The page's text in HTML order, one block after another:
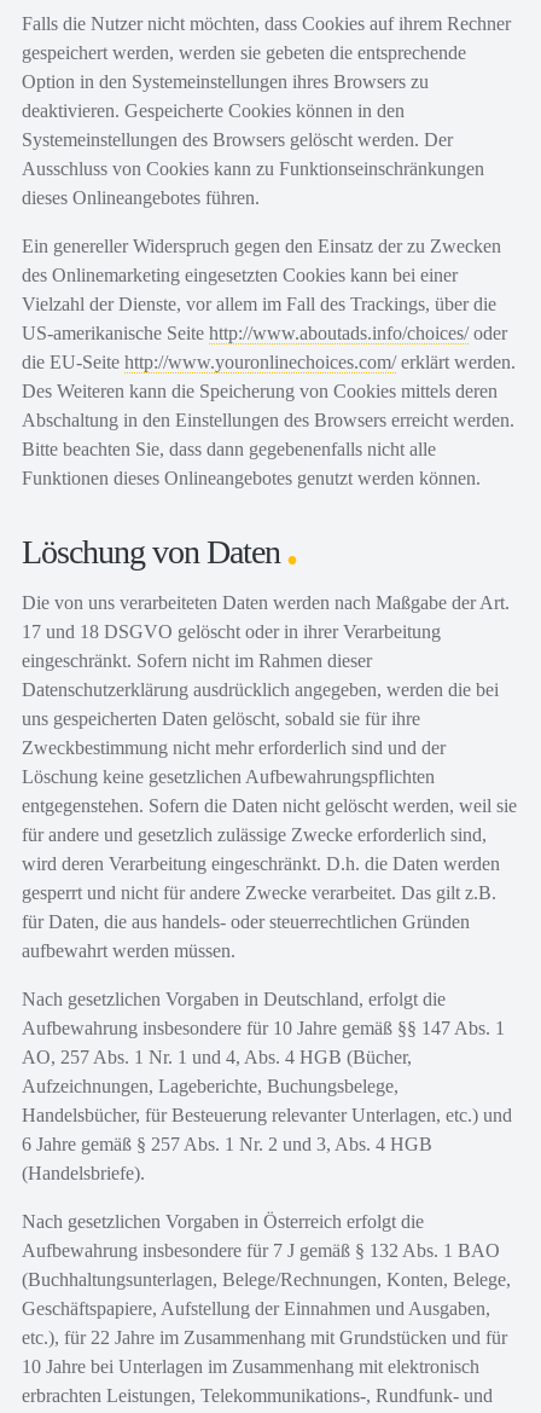
Falls die Nutzer nicht möchten, dass Cookies auf ihrem Rechner
gespeichert werden, werden sie gebeten die entsprechende
Option in den Systemeinstellungen ihres Browsers zu
deaktivieren. Gespeicherte Cookies können in den
Systemeinstellungen des Browsers gelöscht werden. Der
Ausschluss von Cookies kann zu Funktionseinschränkungen
dieses Onlineangebotes führen.
Ein genereller Widerspruch gegen den Einsatz der zu Zwecken
des Onlinemarketing eingesetzten Cookies kann bei einer
Vielzahl der Dienste, vor allem im Fall des Trackings, über die
US-amerikanische Seite http://www.aboutads.info/choices/oder
die EU-Seite http://www.youronlinechoices.com/erklärt werden.
Des Weiteren kann die Speicherung von Cookies mittels deren
Abschaltung in den Einstellungen des Browsers erreicht werden.
Bitte beachten Sie, dass dann gegebenenfalls nicht alle
Funktionen dieses Onlineangebotes genutzt werden können.
Löschung von Daten
Die von uns verarbeiteten Daten werden nach Maßgabe der Art.
17 und 18 DSGVO gelöscht oder in ihrer Verarbeitung
eingeschränkt. Sofern nicht im Rahmen dieser
Datenschutzerklärung ausdrücklich angegeben, werden die bei
uns gespeicherten Daten gelöscht, sobald sie für ihre
Zweckbestimmung nicht mehr erforderlich sind und der
Löschung keine gesetzlichen Aufbewahrungspflichten
entgegenstehen. Sofern die Daten nicht gelöscht werden, weil sie
für andere und gesetzlich zulässige Zwecke erforderlich sind,
wird deren Verarbeitung eingeschränkt. D.h. die Daten werden
gesperrt und nicht für andere Zwecke verarbeitet. Das gilt z.B.
für Daten, die aus handels- oder steuerrechtlichen Gründen
aufbewahrt werden müssen.
Nach gesetzlichen Vorgaben in Deutschland, erfolgt die
Aufbewahrung insbesondere für 10 Jahre gemäß §§ 147 Abs. 1
AO, 257 Abs. 1 Nr. 1 und 4, Abs. 4 HGB (Bücher,
Aufzeichnungen, Lageberichte, Buchungsbelege,
Handelsbücher, für Besteuerung relevanter Unterlagen, etc.) und
6 Jahre gemäß § 257 Abs. 1 Nr. 2 und 3, Abs. 4 HGB
(Handelsbriefe).
Nach gesetzlichen Vorgaben in Österreich erfolgt die
Aufbewahrung insbesondere für 7 J gemäß § 132 Abs. 1 BAO
(Buchhaltungsunterlagen, Belege/Rechnungen, Konten, Belege,
Geschäftspapiere, Aufstellung der Einnahmen und Ausgaben,
etc.), für 22 Jahre im Zusammenhang mit Grundstücken und für
10 Jahre bei Unterlagen im Zusammenhang mit elektronisch
erbrachten Leistungen, Telekommunikations-, Rundfunk- und